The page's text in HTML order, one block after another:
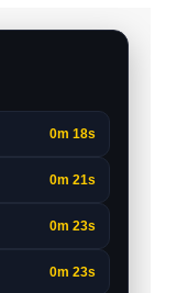
0m 18s
0m 21s
0m 23s
0m 23s